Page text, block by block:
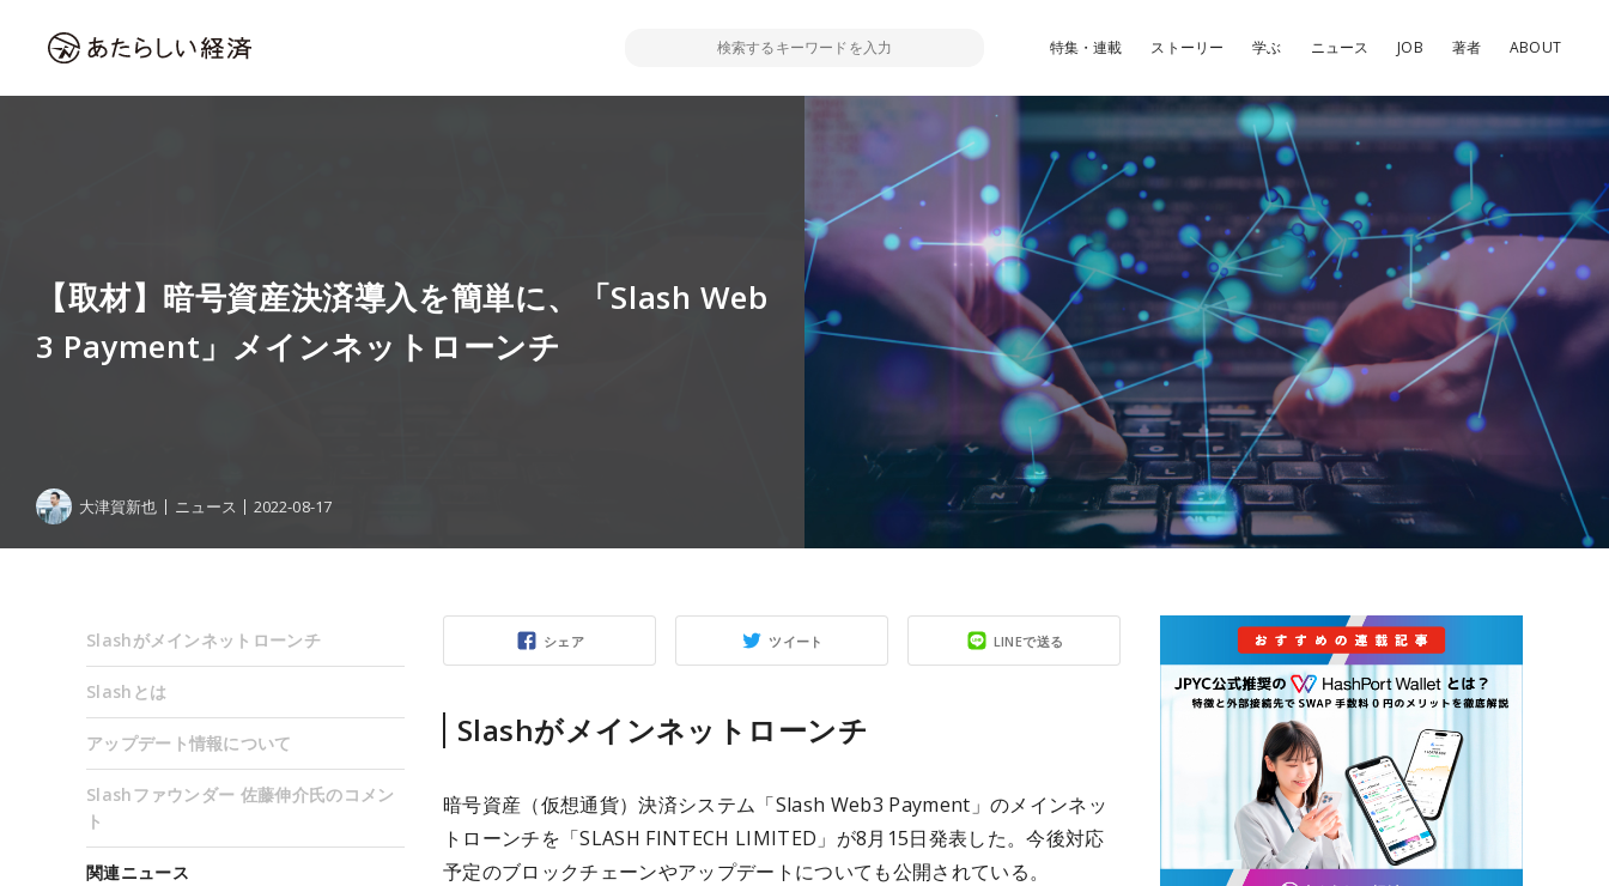
特集・連載 ストーリー 学ぶ ニュース JOB 著者 ABOUT
【取材】暗号資産決済導入を簡単に、「Slash Web
3 Payment」メインネットローンチ
大津賀新也 ニュース 2022-08-17
シェア ツイート LINEで送る
Slashがメインネットローンチ
暗号資産（仮想通貨）決済システム「Slash Web3 Payment」のメインネッ
トローンチを「SLASH FINTECH LIMITED」が8月15日発表した。今後対応
予定のブロックチェーンやアップデートについても公開されている。
Slashがメインネットローンチ
Slashとは
アップデート情報について
Slashファウンダー 佐藤伸介氏のコメン
ト
関連ニュース